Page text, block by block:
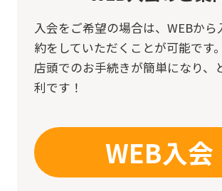
入会をご希望の場合は、 WEBから
約をしていただくことが可能です。
店頭でのお手続きが簡単になり、
利です！
WEB入会
this
website
will
so